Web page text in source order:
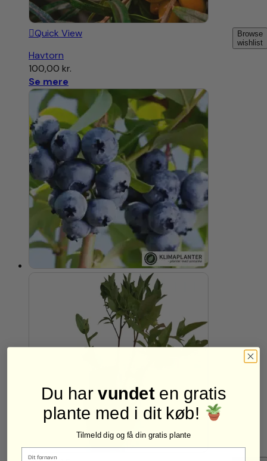
Browse
wishlist
Quick View
Havtorn
100,00 kr.
Se mere
Du harvundeten gratis
plante med i dit køb!
Tilmeld dig og få din gratis plante